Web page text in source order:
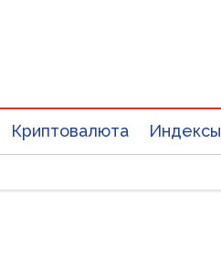
Криптовалюта Индексы